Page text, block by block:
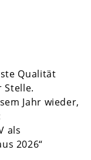
Qualität
Stelle.
Jahr wieder,
als
2026“